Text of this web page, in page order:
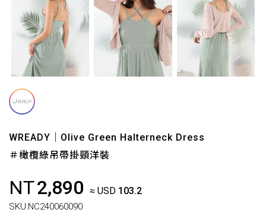
WREADY｜Olive Green Halterneck Dress
＃橄欖綠吊帶掛頸洋裝
NT2,890 ≈ USD 103.2
SKU:NC240060090